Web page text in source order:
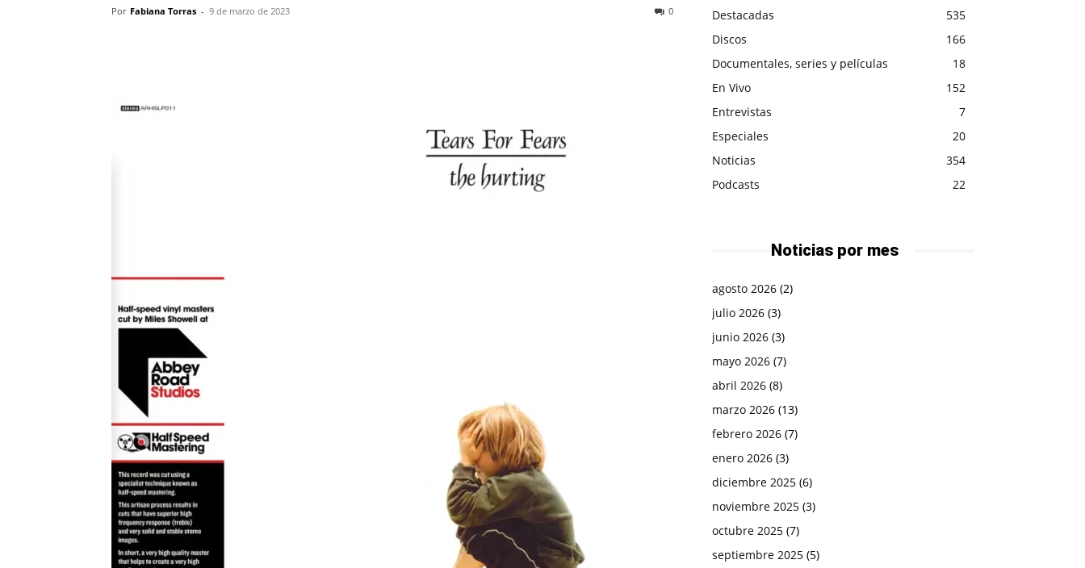
Por Fabiana Torras - 9 de marzo de 2023 0
Destacadas
535
Discos
166
Documentales, series y películas
18
En Vivo
152
Entrevistas
7
Especiales
20
Noticias
354
Podcasts
22
Noticias por mes
agosto 2026 (2)
julio 2026 (3)
junio 2026 (3)
mayo 2026 (7)
abril 2026 (8)
marzo 2026 (13)
febrero 2026 (7)
enero 2026 (3)
diciembre 2025 (6)
noviembre 2025 (3)
octubre 2025 (7)
septiembre 2025 (5)